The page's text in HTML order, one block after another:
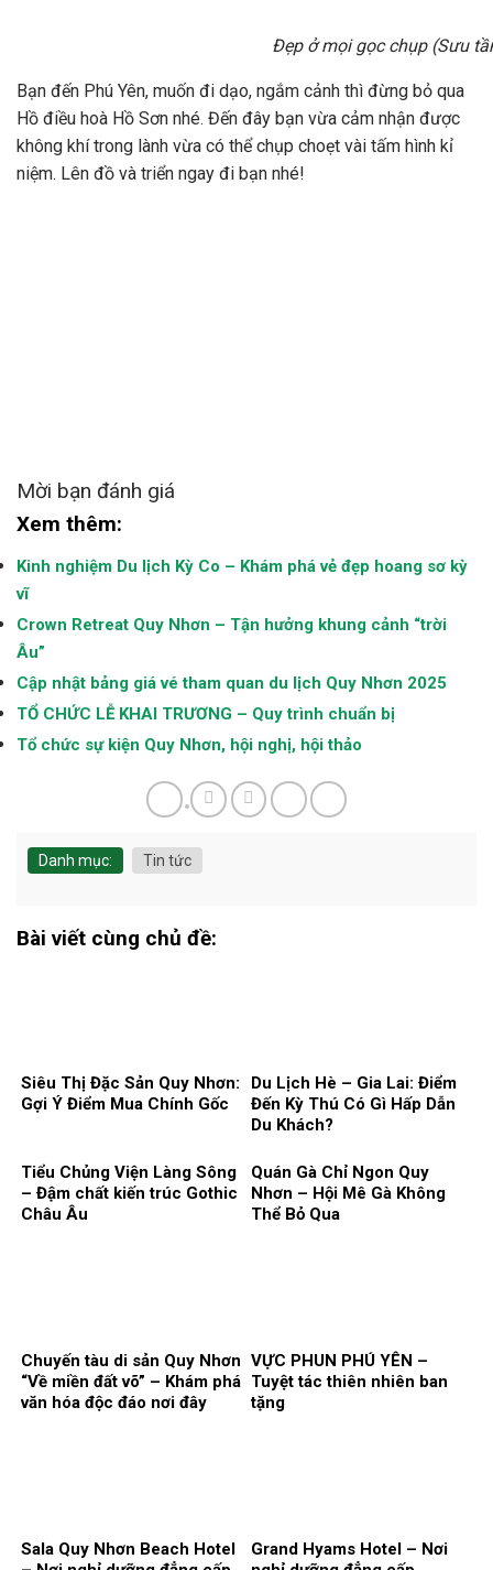
Đẹp ở mọi gọc chụp (Sưu
Bạn đến Phú Yên, muốn đi dạo, ngắm cảnh thì đừng bỏ qua
Hồ điều hoà Hồ Sơn nhé. Đến đây bạn vừa cảm nhận được
không khí trong lành vừa có thể chụp choẹt vài tấm hình kỉ
niệm. Lên đồ và triển ngay đi bạn nhé!
Mời bạn đánh giá
Xem thêm:
Kinh nghiệm Du lịch Kỳ Co – Khám phá vẻ đẹp hoang sơ kỳ
vĩ
Crown Retreat Quy Nhơn – Tận hưởng khung cảnh “trời
Âu”
Cập nhật bảng giá vé tham quan du lịch Quy Nhơn 2025
TỔ CHỨC LỄ KHAI TRƯƠNG – Quy trình chuẩn bị
Tổ chức sự kiện Quy Nhơn, hội nghị, hội thảo
Danh mục: Tin tức
Bài viết cùng chủ đề:
Siêu Thị Đặc Sản Quy Nhơn:
Gợi Ý Điểm Mua Chính Gốc
Du Lịch Hè – Gia Lai: Điểm
Đến Kỳ Thú Có Gì Hấp Dẫn
Du Khách?
Tiểu Chủng Viện Làng Sông
– Đậm chất kiến trúc Gothic
Châu Âu
Quán Gà Chỉ Ngon Quy
Nhơn – Hội Mê Gà Không
Thể Bỏ Qua
Chuyến tàu di sản Quy Nhơn
“Về miền đất võ” – Khám phá
văn hóa độc đáo nơi đây
VỰC PHUN PHÚ YÊN –
Tuyệt tác thiên nhiên ban
tặng
Sala Quy Nhơn Beach Hotel
Grand Hyams Hotel – Nơi